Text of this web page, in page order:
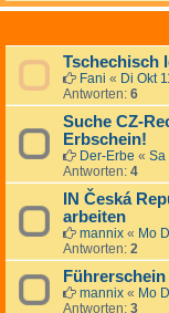
Tschechisch
Fani « Di Okt
Antworten: 6
Suche CZ-
Erbschein!
Der-Erbe « Sa
Antworten: 4
IN Česká
arbeiten
mannix « Mo
Antworten: 2
mannix « Mo
Antworten: 3